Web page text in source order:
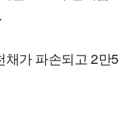
채가 파손되고 2만5